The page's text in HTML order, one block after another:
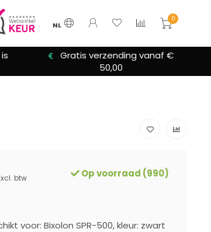
NL
0
Gratis verzending vanaf €
50,00
btw Op voorraad (990)
voor: Bixolon SPR-500, kleur: zwart